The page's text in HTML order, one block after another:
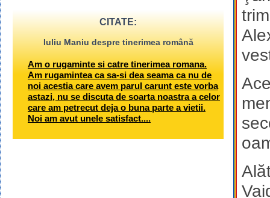
CITATE:
Iuliu Maniu despre tinerimea română
Am o rugaminte si catre tinerimea romana.
Am rugamintea ca sa-si dea seama ca nu de
noi acestia care avem parul carunt este vorba
astazi, nu se discuta de soarta noastra a celor
care am petrecut deja o buna parte a vietii.
Noi am avut unele satisfact....